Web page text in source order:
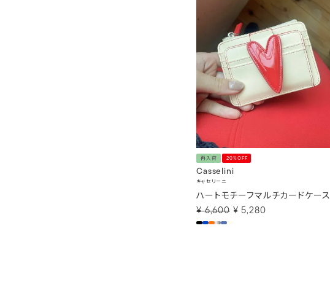
再入荷 20%OFF
Casselini
キャセリーニ
ハートモチーフマルチカードケース
¥ 6,600 ¥ 5,280